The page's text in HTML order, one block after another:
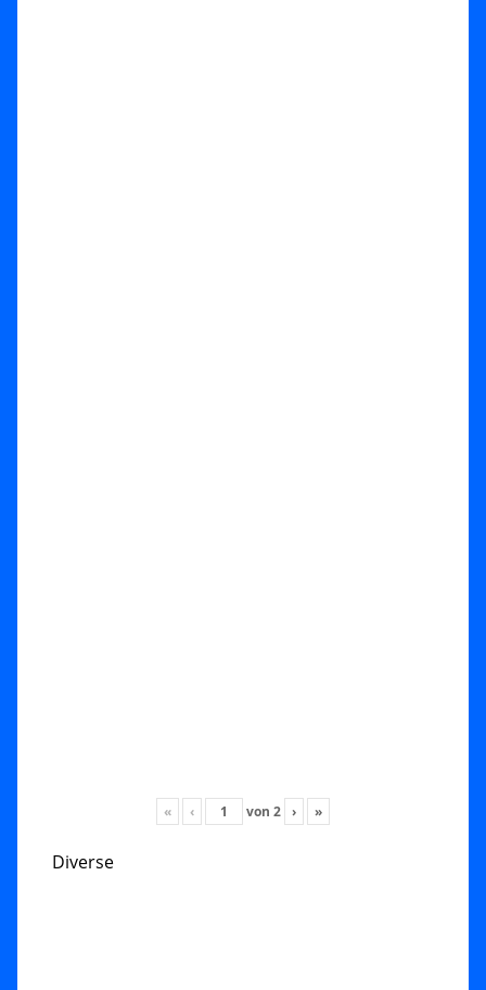
« ‹ von 2 › »
Diverse